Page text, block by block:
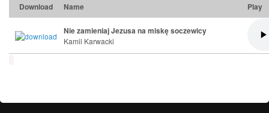
Download Name Play
Nie zamieniaj Jezusa na miskę soczewicy
Kamil Karwacki